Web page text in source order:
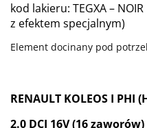
kod lakieru: TEGXA –
z efektem specjalnym)
Element docinany pod
RENAULT KOLEOS I PHI
2.0 DCI 16V (16